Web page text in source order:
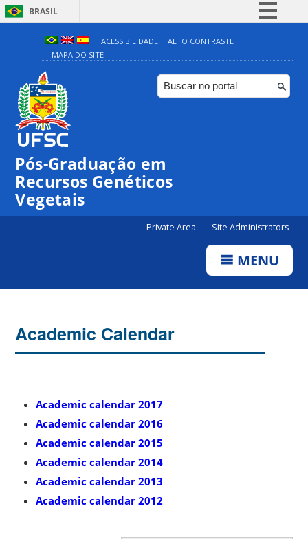
BRASIL
Simplifique!
Comunica BR
Participe
ACESSIBILIDADE
ALTO CONTRASTE
MAPA DO SITE
Pós-Graduação em
Recursos Genéticos
Vegetais
Private Area Site Administrators
MENU
Academic Calendar
Academic calendar 2017
Academic calendar 2016
Academic calendar 2015
Academic calendar 2014
Academic calendar 2013
Academic calendar 2012